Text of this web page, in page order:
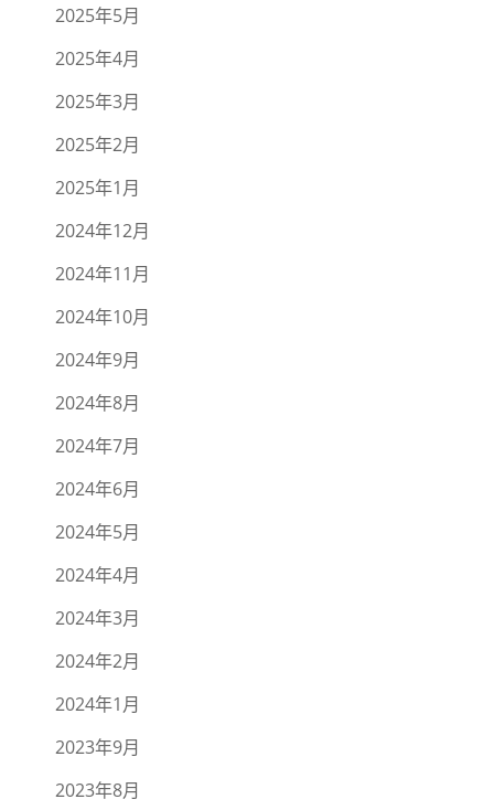
2025年5月
2025年4月
2025年3月
2025年2月
2025年1月
2024年12月
2024年11月
2024年10月
2024年9月
2024年8月
2024年7月
2024年6月
2024年5月
2024年4月
2024年3月
2024年2月
2024年1月
2023年9月
2023年8月